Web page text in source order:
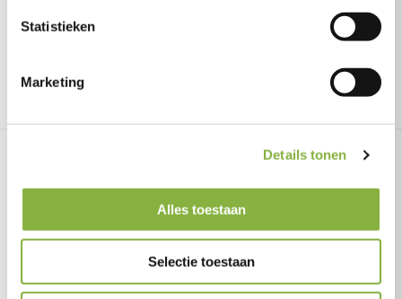
Statistieken
Marketing
Details tonen
Alles toestaan
Selectie toestaan
Gerelateerd nieuws
Total Care - Omzien door vooruit te